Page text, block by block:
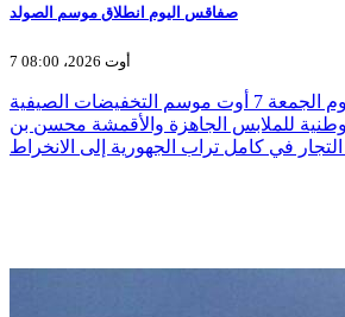
صفاقس اليوم انطلاق موسم الصولد
7 أوت 2026، 08:00
ينطلق بداية من اليوم الجمعة 7 أوت موسم التخفيضات الصيفية
للملابس الجاهزة والأقمشة محسن بن